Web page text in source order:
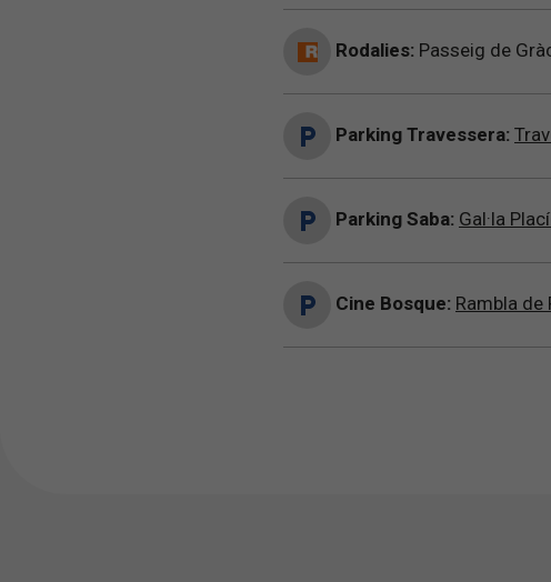
Rodalies: Passeig de
Parking Travessera:
Parking Saba: Gal·la
Cine Bosque: Rambla de